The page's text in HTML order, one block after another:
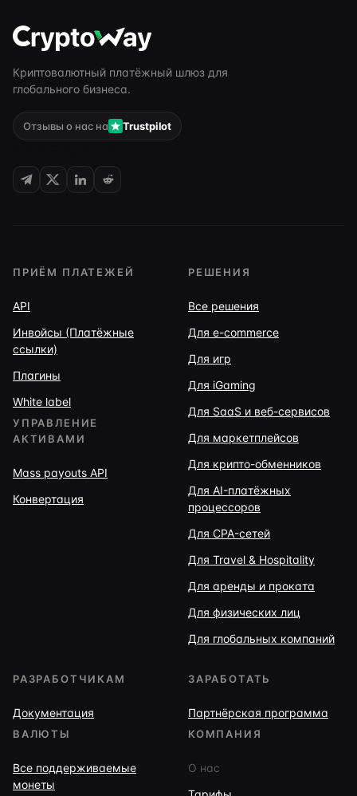
Криптовалютный платёжный шлюз для
глобального бизнеса.
Отзывы о нас на
Trustpilot
ПРИЁМ ПЛАТЕЖЕЙ
API
Инвойсы (Платёжные
ссылки)
Плагины
White label
УПРАВЛЕНИЕ
АКТИВАМИ
Mass payouts API
Конвертация
РЕШЕНИЯ
Все решения
Для e-commerce
Для игр
Для iGaming
Для SaaS и веб-сервисов
Для маркетплейсов
Для крипто-обменников
Для AI-платёжных
процессоров
Для CPA-сетей
Для Travel & Hospitality
Для аренды и проката
Для физических лиц
Для глобальных компаний
РАЗРАБОТЧИКАМ
Документация
ВАЛЮТЫ
Все поддерживаемые
монеты
ЗАРАБОТАТЬ
Партнёрская программа
КОМПАНИЯ
О нас